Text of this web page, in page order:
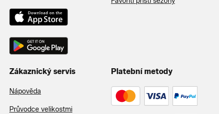
Zákaznický servis
Nápověda
Průvodce velikostmi
Platební metody